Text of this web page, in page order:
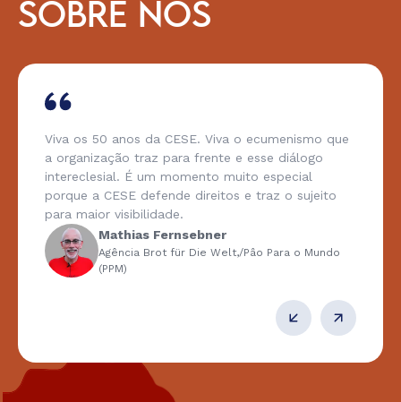
SOBRE NÓS
Viva os 50 anos da CESE. Viva o ecumenismo que
a organização traz para frente e esse diálogo
intereclesial. É um momento muito especial
porque a CESE defende direitos e traz o sujeito
para maior visibilidade.
Mathias Fernsebner
Agência Brot für Die Welt,/Pâo Para o Mundo
(PPM)